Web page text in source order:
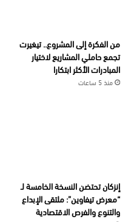
من الفكرة إلى المشروع.. تيغيرت
تجمع حاملي المشاريع لاختيار
المبادرات الأكثر ابتكارا
منذ 5 ساعات
إنزكان تحتضن النسخة الخامسة لـ
“معرض تيفاوين”: ملتقى الإبداع
والتنوع والفرص الاقتصادية